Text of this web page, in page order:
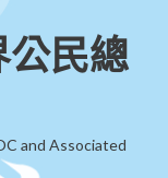
民總
and Associated